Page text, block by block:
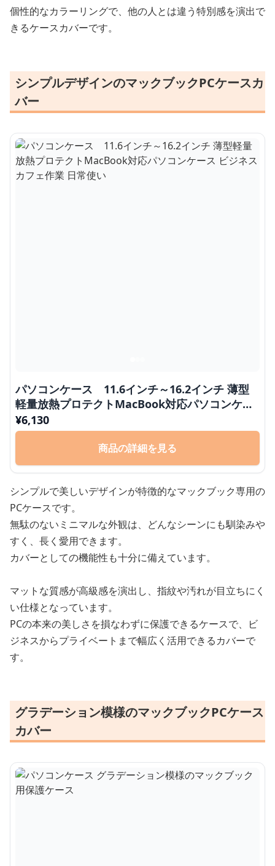
個性的なカラーリングで、他の人とは違う特別感を演出で
きるケースカバーです。
シンプルデザインのマックブックPCケースカ
バー
パソコンケース 11.6インチ～16.2インチ 薄型
軽量放熱プロテクトMacBook対応パソコンケー
ス ビジネス カフェ作業 日常使い
¥6,130
商品の詳細を見る
シンプルで美しいデザインが特徴的なマックブック専用の
PCケースです。
無駄のないミニマルな外観は、どんなシーンにも馴染みや
すく、長く愛用できます。
カバーとしての機能性も十分に備えています。
マットな質感が高級感を演出し、指紋や汚れが目立ちにく
い仕様となっています。
PCの本来の美しさを損なわずに保護できるケースで、ビ
ジネスからプライベートまで幅広く活用できるカバーで
す。
グラデーション模様のマックブックPCケース
カバー